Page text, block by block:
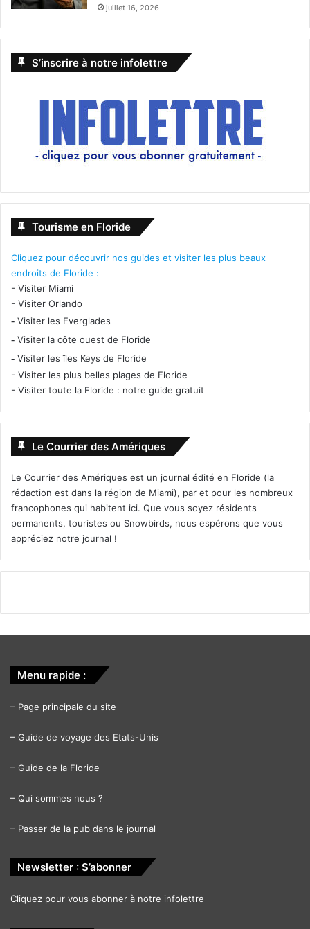
juillet 16, 2026
S’inscrire à notre infolettre
Tourisme en Floride
Cliquez pour découvrir nos guides et visiter les plus beaux
endroits de Floride :
- Visiter Miami
- Visiter Orlando
- Visiter les Everglades
- Visiter la côte ouest de Floride
- Visiter les îles Keys de Floride
- Visiter les plus belles plages de Floride
- Visiter toute la Floride : notre guide gratuit
Le Courrier des Amériques
Le Courrier des Amériques est un journal édité en Floride (la
rédaction est dans la région de Miami), par et pour les nombreux
francophones qui habitent ici. Que vous soyez résidents
permanents, touristes ou Snowbirds, nous espérons que vous
appréciez notre journal !
Menu rapide :
– Page principale du site
– Guide de voyage des Etats-Unis
– Guide de la Floride
– Qui sommes nous ?
– Passer de la pub dans le journal
Newsletter : S’abonner
Cliquez pour vous abonner à notre infolettre